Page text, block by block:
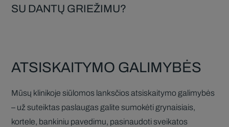
SU DANTŲ GRIEŽIMU?
ATSISKAITYMO GALIMYBĖS
Mūsų klinikoje siūlomos lanksčios atsiskaitymo galimybės
– už suteiktas paslaugas galite sumokėti grynaisiais,
kortele, bankiniu pavedimu, pasinaudoti sveikatos